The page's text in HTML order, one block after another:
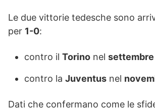
Le due vittorie tedesche sono
per 1-0:
contro il Torino nel settembre
contro la Juventus nel
Dati che confermano come le